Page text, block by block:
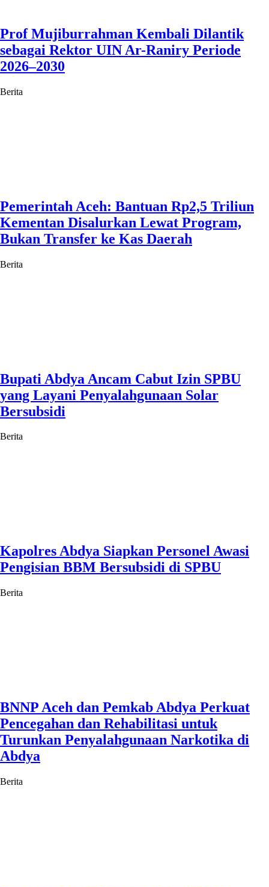
Prof Mujiburrahman Kembali Dilantik
sebagai Rektor UIN Ar-Raniry Periode
2026–2030
Berita
Pemerintah Aceh: Bantuan Rp2,5 Triliun
Kementan Disalurkan Lewat Program,
Bukan Transfer ke Kas Daerah
Berita
Bupati Abdya Ancam Cabut Izin SPBU
yang Layani Penyalahgunaan Solar
Bersubsidi
Berita
Kapolres Abdya Siapkan Personel Awasi
Pengisian BBM Bersubsidi di SPBU
Berita
BNNP Aceh dan Pemkab Abdya Perkuat
Pencegahan dan Rehabilitasi untuk
Turunkan Penyalahgunaan Narkotika di
Abdya
Berita